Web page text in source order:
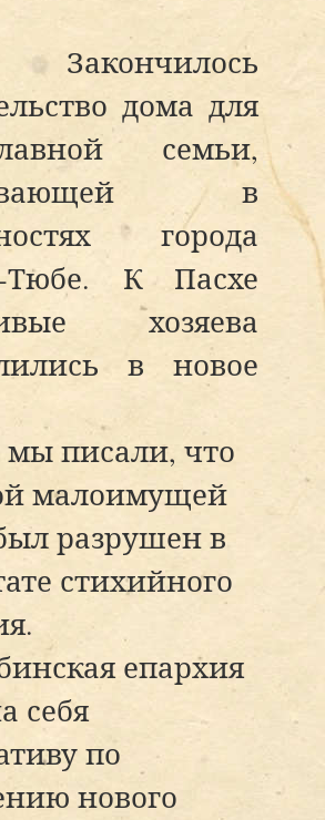
Закончилось
дома для
семьи,
в
города
Тюбе. К Пасхе
хозяева
в новое
мы писали, что
малоимущей
разрушен в
стихийного
епархия
себя
по
нового